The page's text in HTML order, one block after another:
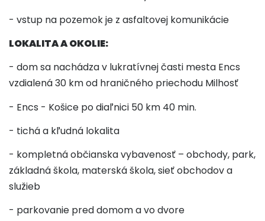
- vstup na pozemok je z asfaltovej komunikácie
LOKALITA A OKOLIE:
- dom sa nachádza v lukratívnej časti mesta Encs
vzdialená 30 km od hraničného priechodu Milhosť
- Encs - Košice po diaľnici 50 km 40 min.
- tichá a kľudná lokalita
- kompletná občianska vybavenosť – obchody, park,
základná škola, materská škola, sieť obchodov a
služieb
- parkovanie pred domom a vo dvore